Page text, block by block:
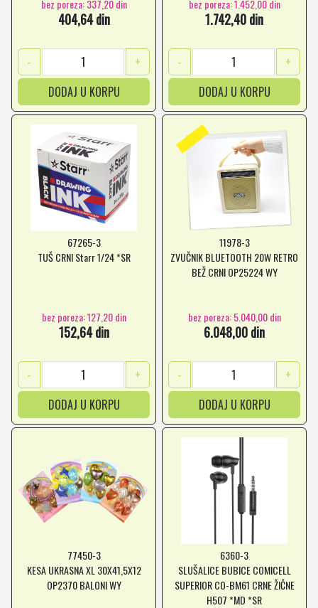
bez poreza: 337,20 din
404,64 din
-
+
DODAJ U KORPU
bez poreza: 1.452,00 din
1.742,40 din
-
+
DODAJ U KORPU
67265-3
TUŠ CRNI Starr 1/24 *SR
bez poreza: 127,20 din
152,64 din
-
+
DODAJ U KORPU
11978-3
ZVUČNIK BLUETOOTH 20W RETRO
BEŽ CRNI OP25224 WY
bez poreza: 5.040,00 din
6.048,00 din
-
+
DODAJ U KORPU
77450-3
KESA UKRASNA XL 30X41,5X12
OP2370 BALONI WY
6360-3
SLUŠALICE BUBICE COMICELL
SUPERIOR CO-BM61 CRNE ŽIČNE
H507 *MD *SR